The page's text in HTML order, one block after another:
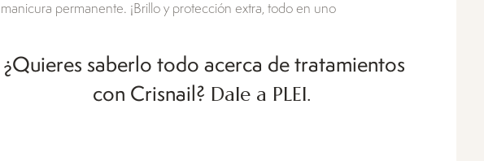
manicura permanente. ¡Brillo y protección extra, todo en uno
¿Quieres saberlo todo acerca de tratamientos
con Crisnail? Dale a PLEI.